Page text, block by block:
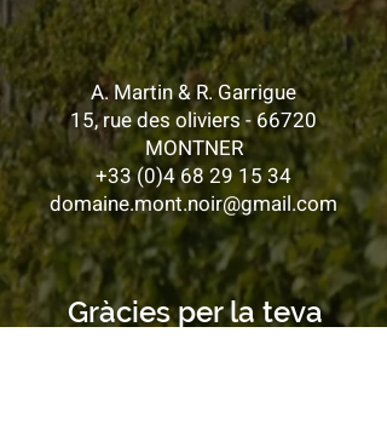
A. Martin & R. Garrigue
15, rue des oliviers - 66720
MONTNER
+33 (0)4 68 29 15 34
domaine.mont.noir@gmail.com
Gràcies per la teva